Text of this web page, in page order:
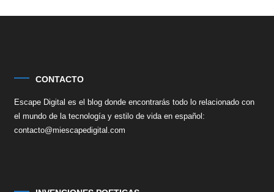
CONTACTO
Escape Digital es el blog donde encontrarás todo lo relacionado con
el mundo de la tecnología y estilo de vida en español:
contacto@miescapedigital.com